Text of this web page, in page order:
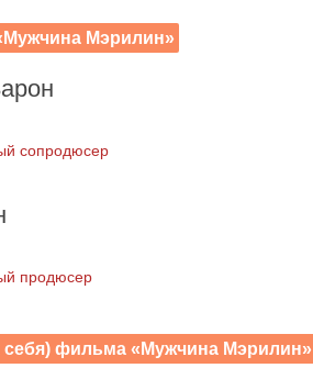
Мэрилин»
сопродюсер
продюсер
себя) фильма «Мужчина Мэрилин»